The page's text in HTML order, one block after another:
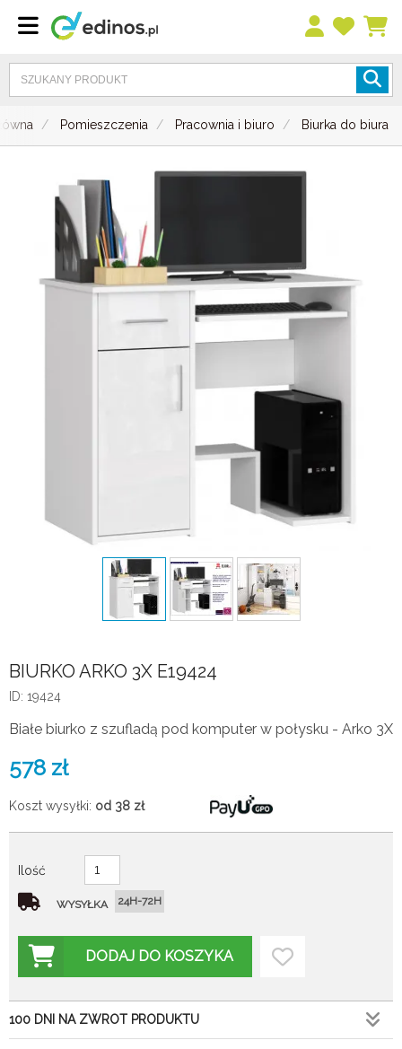
Pomieszczenia Pracownia i biuro Biurka do biura
BIURKO ARKO 3X E19424
ID: 19424
Białe biurko z szufladą pod komputer w połysku - Arko 3X
578 zł
Koszt wysyłki: od 38 zł
Ilość
WYSYŁKA 24H-72H
DODAJ DO KOSZYKA
100 DNI NA ZWROT PRODUKTU